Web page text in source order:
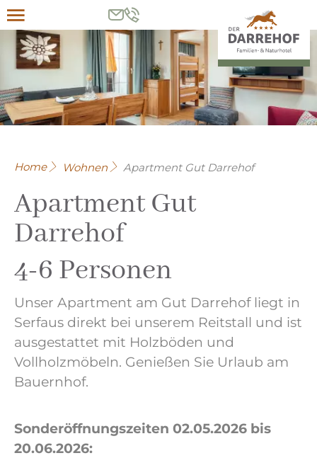
Home Wohnen Apartment Gut Darrehof
Apartment Gut
Darrehof
4-6 Personen
Unser Apartment am Gut Darrehof liegt in
Serfaus direkt bei unserem Reitstall und ist
ausgestattet mit Holzböden und
Vollholzmöbeln. Genießen Sie Urlaub am
Bauernhof.
Sonderöffnungszeiten 02.05.2026 bis
20.06.2026: